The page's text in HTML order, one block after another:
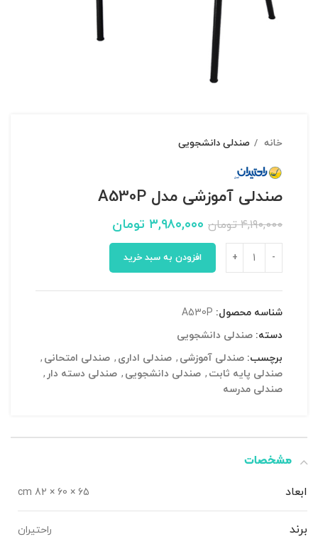
خانه صندلی دانشجویی
صندلی آموزشی مدل A530P
۴,۱۹۰,۰۰۰ تومان ۳,۹۸۰,۰۰۰ تومان
افزودن به سبد خرید
شناسه محصول: A530P
دسته: صندلی دانشجویی
برچسب: صندلی آموزشی , صندلی اداری , صندلی امتحانی ,
صندلی پایه ثابت , صندلی دانشجویی , صندلی دسته دار ,
صندلی مدرسه
مشخصات
ابعاد 65 × 60 × 82 cm
برند راحتیران